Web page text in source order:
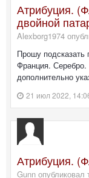
Атрибуция.
двойной
Alexborg1974
Прошу подсказать
Франция.
дополнительно
21 июл 2022,
Атрибуция.
Gunn опубликовал